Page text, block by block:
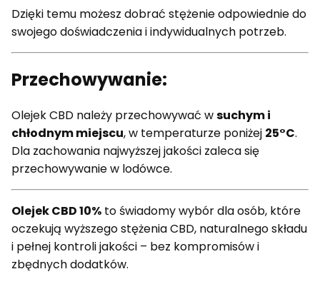
Dzięki temu możesz dobrać stężenie odpowiednie do
swojego doświadczenia i indywidualnych potrzeb.
Przechowywanie:
Olejek CBD należy przechowywać wsuchym i
chłodnym miejscu, w temperaturze poniżej 25°C.
Dla zachowania najwyższej jakości zaleca się
przechowywanie w lodówce.
Olejek CBD 10% to świadomy wybór dla osób, które
oczekują wyższego stężenia CBD, naturalnego składu
i pełnej kontroli jakości – bez kompromisów i
zbędnych dodatków.